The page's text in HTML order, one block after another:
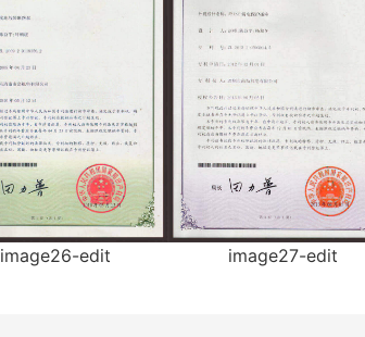
image26-edit image27-edit